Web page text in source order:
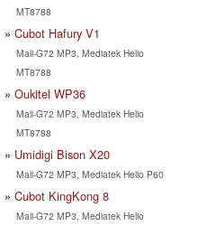
MT8788
Cubot Hafury V1
Mali-G72 MP3, Mediatek Helio
MT8788
Oukitel WP36
Mali-G72 MP3, Mediatek Helio
MT8788
Umidigi Bison X20
Mali-G72 MP3, Mediatek Helio P60
Cubot KingKong 8
Mali-G72 MP3, Mediatek Helio